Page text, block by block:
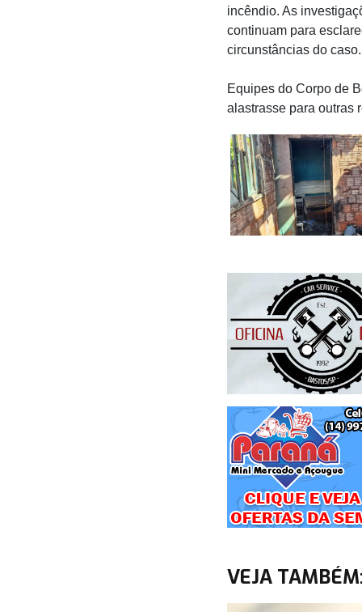
incêndio. As
continuam para
circunstâncias do caso.
Equipes do Corpo de
alastrasse para outras
VEJA